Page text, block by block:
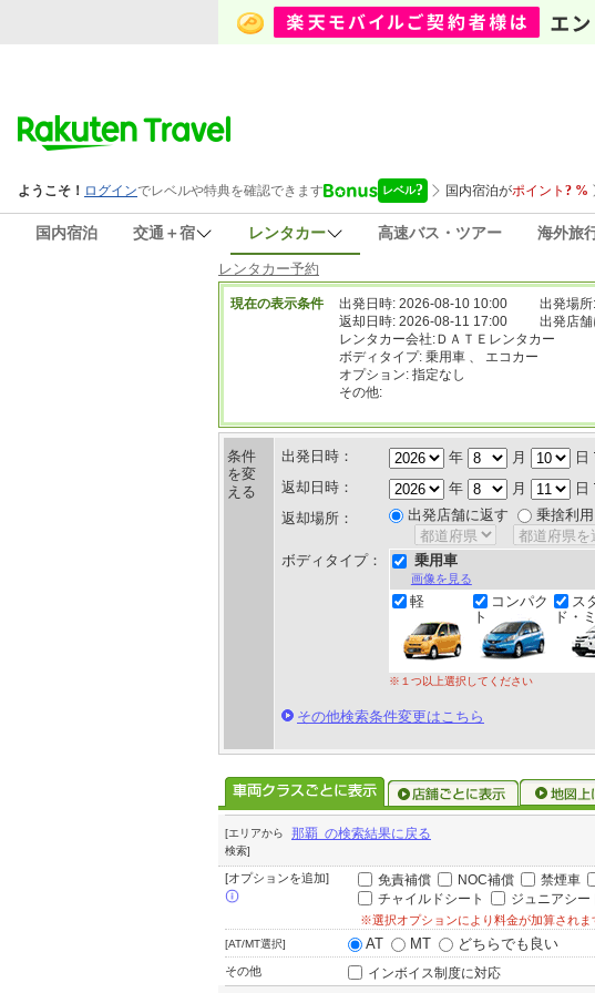
国内宿泊 交通＋宿 レンタカー 高速バス・ツアー 海外旅
レンタカー予約
現在の表示条件 出発日時: 2026-08-10 10:00
出発場
返却日時: 2026-08-11 17:00
出発店
レンタカー会社:ＤＡＴＥレンタカー
ボディタイプ: 乗用車 、 エコカー
オプション: 指定なし
その他:
条件
を変
える
出発日時： 年 月 日
返却日時：
年 月 日
返却場所：
出発店舗に返す 乗捨利用
ボディタイプ： 乗用車
画像を見る
軽
コンパク
ト
ス
ド・
※１つ以上選択してください
その他検索条件変更はこちら
[エリアから
検索]
那覇 の検索結果に戻る
[オプションを追加] 免責補償 NOC補償 禁煙車
チャイルドシート
ジュニアシー
※選択オプションにより料金が加算されま
[AT/MT選択] AT MT どちらでも良い
その他 インボイス制度に対応